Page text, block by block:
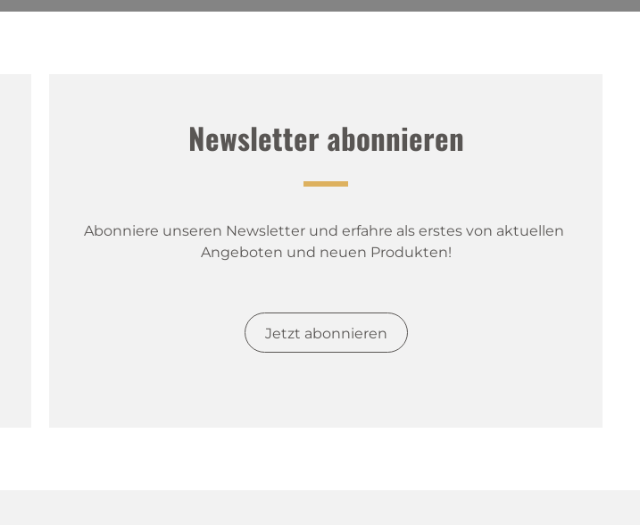
Newsletter abonnieren
Abonniere unseren Newsletter und erfahre als erstes von aktuellen
Angeboten und neuen Produkten!
Jetzt abonnieren